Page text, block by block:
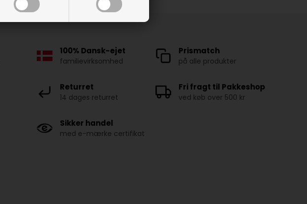
100% Dansk-ejet
familievirksomhed
Prismatch
på alle produkter
Returret
14 dages returret
Fri fragt til Pakkeshop
ved køb over 500 kr
Sikker handel
med e-mærke certifikat